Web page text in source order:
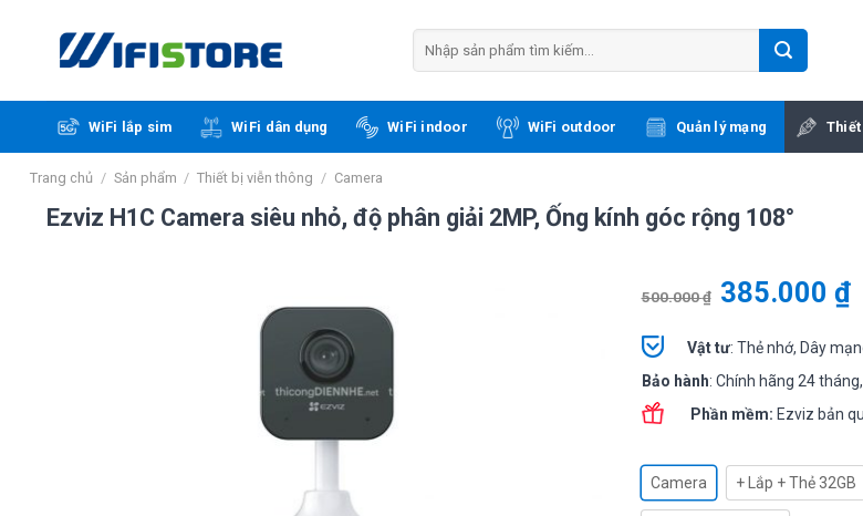
kiếm:
WiFi lắp sim WiFi dân dụng WiFi indoor WiFi outdoor Quản lý mạng
Trang chủ / Sản phẩm / Thiết bị viễn thông / Camera
Ezviz H1C Camera siêu nhỏ, độ phân giải 2MP, Ống kính góc rộng 108°
500.000₫ 385.000 ₫
Vật tư: Thẻ nhớ, Dây
Bảo hành: Chính hãng 24 tháng,
Phần mềm: Ezviz bản
Camera + Lắp + Thẻ 32GB